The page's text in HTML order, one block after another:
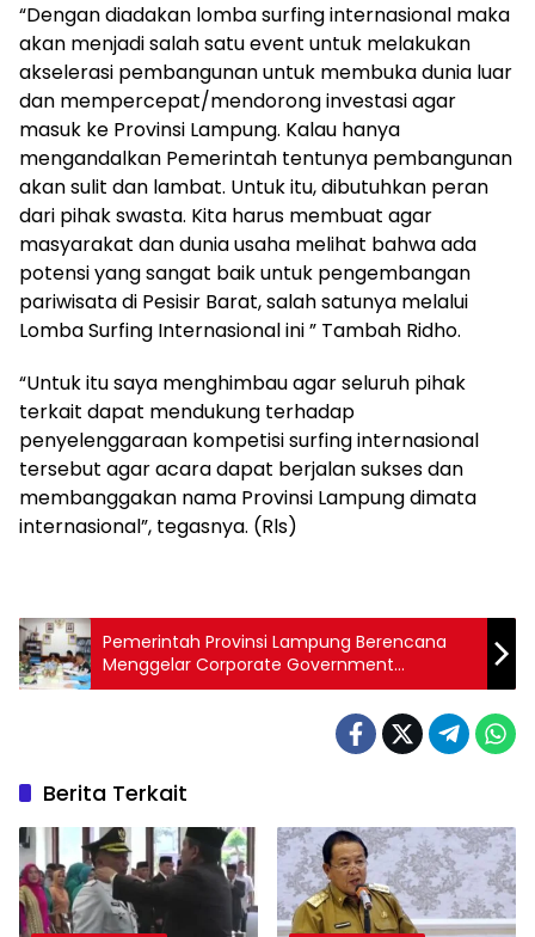
“Dengan diadakan lomba surfing internasional maka
akan menjadi salah satu event untuk melakukan
akselerasi pembangunan untuk membuka dunia luar
dan mempercepat/mendorong investasi agar
masuk ke Provinsi Lampung. Kalau hanya
mengandalkan Pemerintah tentunya pembangunan
akan sulit dan lambat. Untuk itu, dibutuhkan peran
dari pihak swasta. Kita harus membuat agar
masyarakat dan dunia usaha melihat bahwa ada
potensi yang sangat baik untuk pengembangan
pariwisata di Pesisir Barat, salah satunya melalui
Lomba Surfing Internasional ini ” Tambah Ridho.
“Untuk itu saya menghimbau agar seluruh pihak
terkait dapat mendukung terhadap
penyelenggaraan kompetisi surfing internasional
tersebut agar acara dapat berjalan sukses dan
membanggakan nama Provinsi Lampung dimata
internasional”, tegasnya. (Rls)
Pemerintah Provinsi Lampung Berencana
Menggelar Corporate Government
Gathering
Berita Terkait